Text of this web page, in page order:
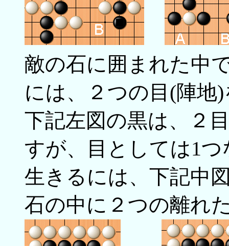
敵の石に囲まれた中
には、２つの目(陣地
下記左図の黒は、２
すが、目としては1
生きるには、下記中
石の中に２つの離れ